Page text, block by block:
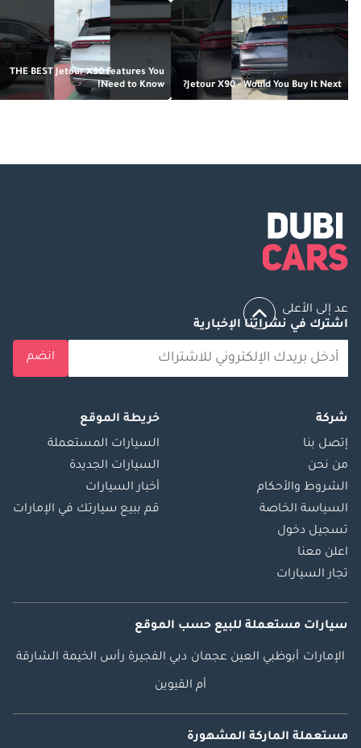
Jetour X90 - Would You Buy It Next?
THE BEST Jetour X90 Features You
Need to Know!
عد إلى الأعلى
اشترك في نشراتنا الإخبارية
انضم
شركة
إتصل بنا
من نحن
الشروط والأحكام
السياسة الخاصة
تسجيل دخول
اعلن معنا
تجار السيارات
خريطة الموقع
السيارات المستعملة
السيارات الجديدة
أخبار السيارات
قم ببيع سيارتك في الإمارات
سيارات مستعملة للبيع حسب الموقع
الإمارات أبوظبي العين عجمان دبي الفجيرة رأس الخيمة الشارقة
أم القيوين
مستعملة الماركة المشهورة